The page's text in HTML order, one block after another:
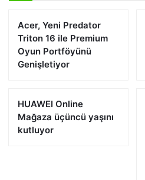
Acer, Yeni Predator
Triton 16 ile Premium
Oyun Portföyünü
Genişletiyor
HUAWEI Online
Mağaza üçüncü yaşını
kutluyor